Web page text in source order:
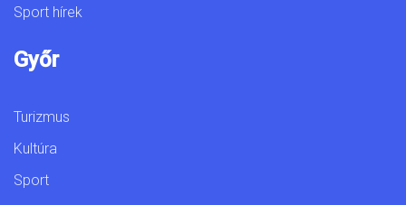
Sport hírek
Győr
Turizmus
Kultúra
Sport